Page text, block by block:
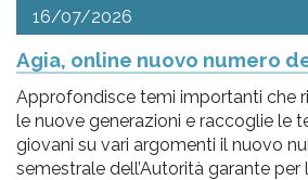
16/07/2026
Agia, online nuovo numero
Approfondisce temi importanti che
le nuove generazioni e raccoglie le
giovani su vari argomenti il nuovo
semestrale dell’Autorità garante per